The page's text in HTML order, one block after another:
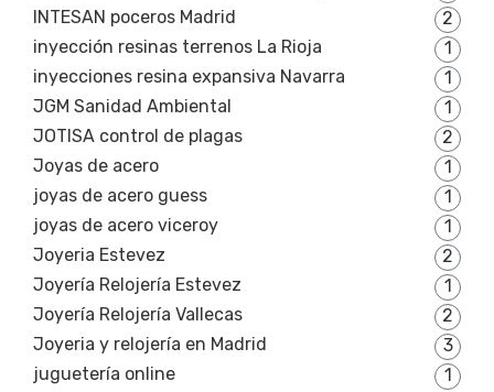
INTESAN poceros Madrid
2
inyección resinas terrenos La Rioja
1
inyecciones resina expansiva Navarra
1
JGM Sanidad Ambiental
1
JOTISA control de plagas
2
Joyas de acero
1
joyas de acero guess
1
joyas de acero viceroy
1
Joyeria Estevez
2
Joyería Relojería Estevez
1
Joyería Relojería Vallecas
2
Joyeria y relojería en Madrid
3
juguetería online
1